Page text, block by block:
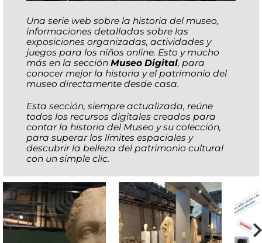
Una serie web sobre la historia del museo,
informaciones detalladas sobre las
exposiciones organizadas, actividades y
juegos para los niños online. Esto y mucho
más en la sección Museo Digital, para
conocer mejor la historia y el patrimonio del
museo directamente desde casa.
Esta sección, siempre actualizada, reúne
todos los recursos digitales creados para
contar la historia del Museo y su colección,
para superar los límites espaciales y
descubrir la belleza del patrimonio cultural
con un simple clic.